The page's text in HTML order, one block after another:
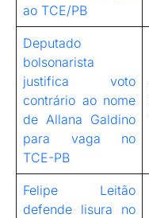
ao TCE/PB
Deputado
bolsonarista
justifica voto
contrário ao nome
de Allana Galdino
para vaga no
TCE-PB
Felipe Leitão
defende lisura no